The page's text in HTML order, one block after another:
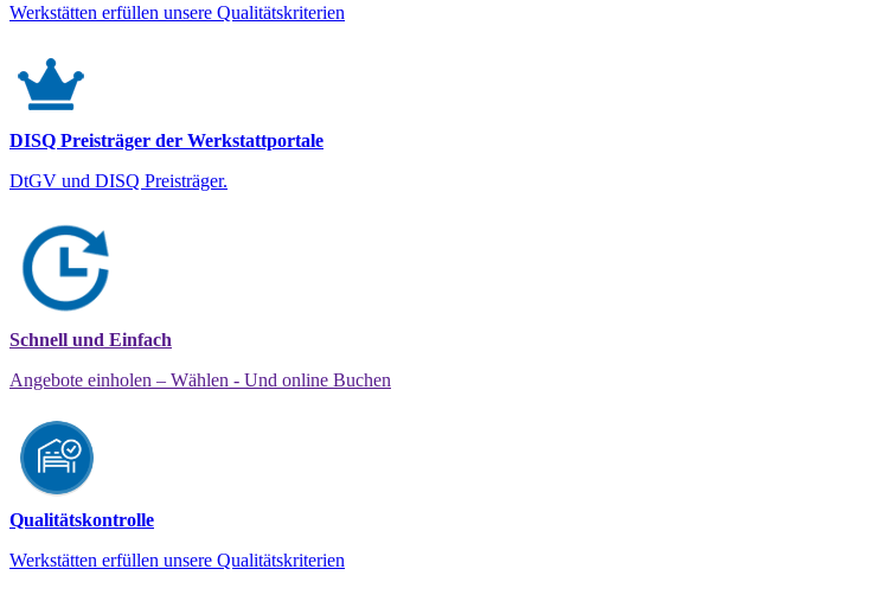
Werkstätten erfüllen unsere Qualitätskriterien
DISQ Preisträger der Werkstattportale
DtGV und DISQ Preisträger.
Schnell und Einfach
Angebote einholen – Wählen - Und online Buchen
Qualitätskontrolle
Werkstätten erfüllen unsere Qualitätskriterien